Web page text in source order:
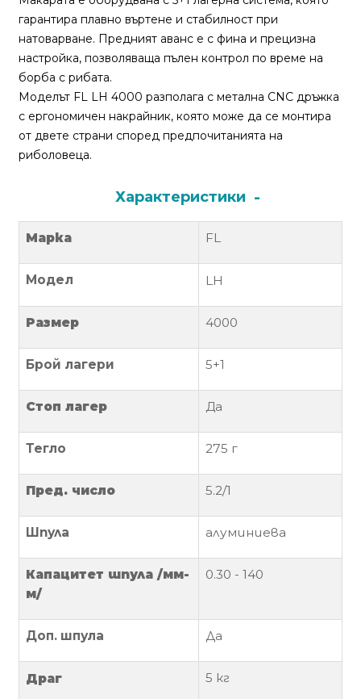
За
нас
Контакти
Поръчка
и
доставка
Условия
за
ползване
Политика
поверителност
Политика
за
използване
на
(Cookie)
Copyright
©
2026
Всички
запазени.
Маркетинг
гарантира плавно въртене и стабилност при
натоварване. Предният аванс е с фина и прецизна
настройка, позволяваща пълен контрол по време на
борба с рибата.
Моделът FL LH 4000 разполага с метална CNC дръжка
с ергономичен накрайник, която може да се монтира
от двете страни според предпочитанията на
риболовеца.
Характеристики
Марка FL
Модел LH
Размер 4000
Брой лагери 5+1
Стоп лагер Да
Тегло 275 г
Пред. число 5.2/1
Шпула алуминиева
Капацитет шпула /мм-
м/
0.30 - 140
Доп. шпула Да
Драг 5 кг